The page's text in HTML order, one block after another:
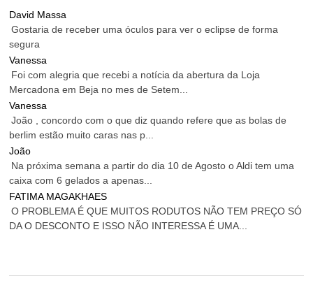
David Massa
Gostaria de receber uma óculos para ver o eclipse de forma
segura
Vanessa
Foi com alegria que recebi a notícia da abertura da Loja
Mercadona em Beja no mes de Setem...
Vanessa
João , concordo com o que diz quando refere que as bolas de
berlim estão muito caras nas p...
João
Na próxima semana a partir do dia 10 de Agosto o Aldi tem uma
caixa com 6 gelados a apenas...
FATIMA MAGAKHAES
O PROBLEMA É QUE MUITOS RODUTOS NÃO TEM PREÇO SÓ
DA O DESCONTO E ISSO NÃO INTERESSA É UMA...